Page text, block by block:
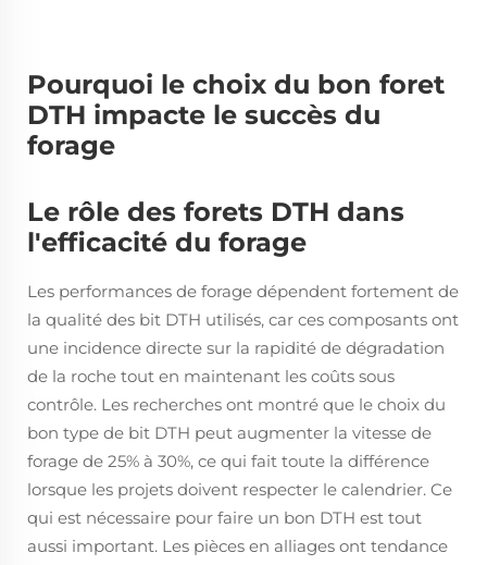
Pourquoi le choix du bon foret
DTH impacte le succès du
forage
Le rôle des forets DTH dans
l'efficacité du forage
Les performances de forage dépendent fortement de
la qualité des bit DTH utilisés, car ces composants ont
une incidence directe sur la rapidité de dégradation
de la roche tout en maintenant les coûts sous
contrôle. Les recherches ont montré que le choix du
bon type de bit DTH peut augmenter la vitesse de
forage de 25% à 30%, ce qui fait toute la différence
lorsque les projets doivent respecter le calendrier. Ce
qui est nécessaire pour faire un bon DTH est tout
aussi important. Les pièces en alliages ont tendance